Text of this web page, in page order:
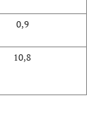
0,9
10,8